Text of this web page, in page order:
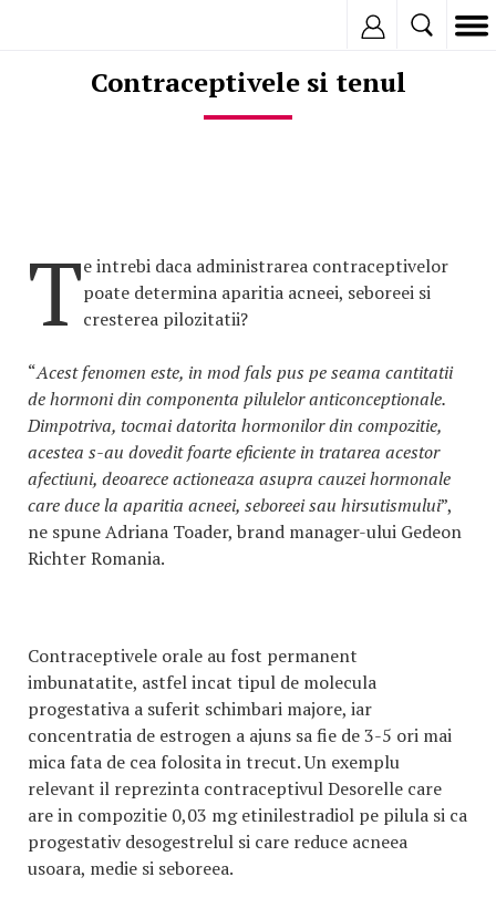
Contraceptivele si tenul
Te intrebi daca administrarea contraceptivelor
poate determina aparitia acneei, seboreei si
cresterea pilozitatii?
“Acest fenomen este, in mod fals pus pe seama cantitatii
de hormoni din componenta pilulelor anticonceptionale.
Dimpotriva, tocmai datorita hormonilor din compozitie,
acestea s-au dovedit foarte eficiente in tratarea acestor
afectiuni, deoarece actioneaza asupra cauzei hormonale
care duce la aparitia acneei, seboreei sau hirsutismului”,
ne spune Adriana Toader, brand manager-ului Gedeon
Richter Romania.
Contraceptivele orale au fost permanent
imbunatatite, astfel incat tipul de molecula
progestativa a suferit schimbari majore, iar
concentratia de estrogen a ajuns sa fie de 3-5 ori mai
mica fata de cea folosita in trecut. Un exemplu
relevant il reprezinta contraceptivul Desorelle care
are in compozitie 0,03 mg etinilestradiol pe pilula si ca
progestativ desogestrelul si care reduce acneea
usoara, medie si seboreea.